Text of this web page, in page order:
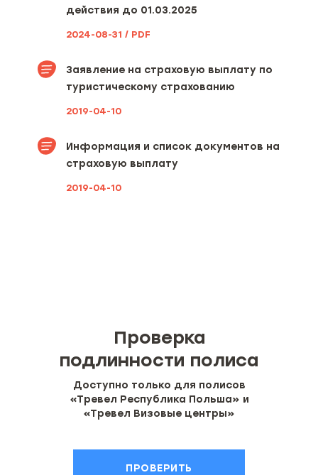
действия до 01.03.2025
2024-08-31 / PDF
Заявление на страховую выплату по
туристическому страхованию
2019-04-10
Информация и список документов на
страховую выплату
2019-04-10
Проверка
подлинности полиса
Доступно только для полисов
«Тревел Республика Польша» и
«Тревел Визовые центры»
ПРОВЕРИТЬ